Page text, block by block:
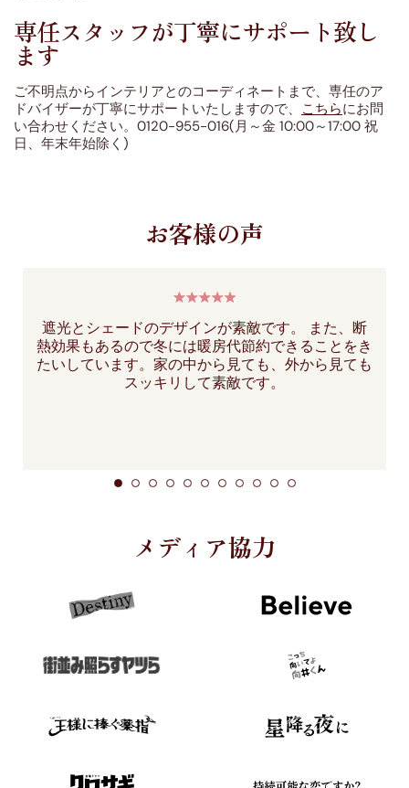
専任スタッフが丁寧にサポート致し
ます
ご不明点からインテリアとのコーディネートまで、専任のア
ドバイザーが丁寧にサポートいたしますので、 こちらにお問
い合わせください。0120-955-016(月～金 10:00～17:00 祝
日、年末年始除く)
お客様の声
遮光とシェードのデザインが素敵です。 また、断
熱効果もあるので冬には暖房代節約できることをき
たいしています。家の中から見ても、外から見ても
スッキリして素敵です。
メディア協力